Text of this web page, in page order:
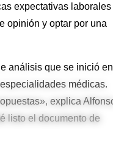
expectativas laborales
opinión y optar por una
análisis que se inició en
médicas.
explica
listo el documento de